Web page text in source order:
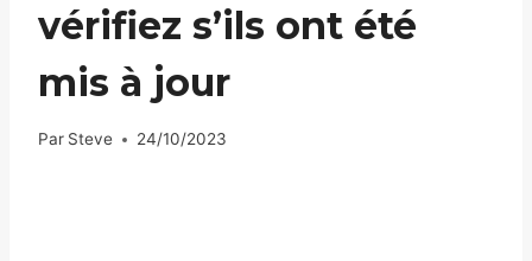
vérifiez s’ils ont été
mis à jour
Par Steve 24/10/2023